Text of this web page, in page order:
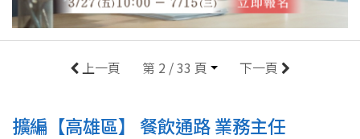
上一頁 第 2 / 33 頁 下一頁
擴編【高雄區】 餐飲通路 業務主任